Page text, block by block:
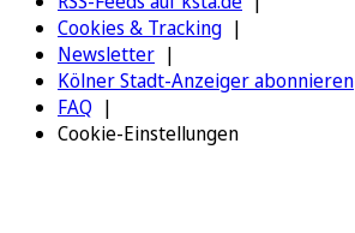
Cookies & Tracking
Newsletter
Kölner Stadt-Anzeiger abonnieren
FAQ
Cookie-Einstellungen